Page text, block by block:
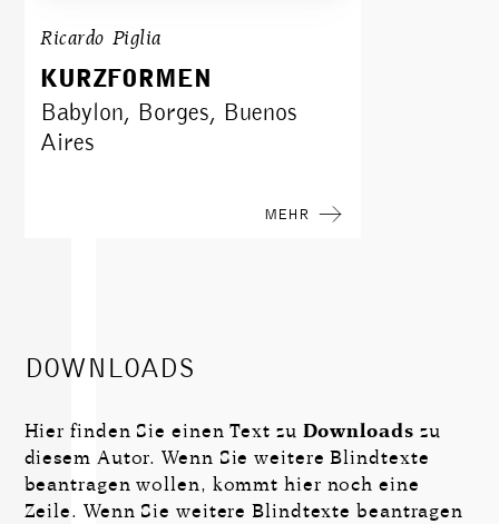
Ricardo Piglia
KURZFORMEN
Babylon, Borges, Buenos
Aires
MEHR
DOWNLOADS
Hier finden Sie einen Text zu Downloads zu
diesem Autor. Wenn Sie weitere Blindtexte
beantragen wollen, kommt hier noch eine
Zeile. Wenn Sie weitere Blindtexte beantragen